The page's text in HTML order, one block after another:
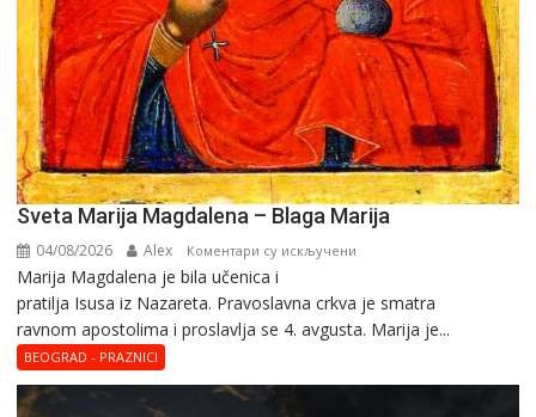
Sveta Marija Magdalena – Blaga Marija
04/08/2026 Alex Коментари су искључени
Marija
Magdalena
Blaga
Marija Magdalena je bila učenica i
pratilja Isusa iz Nazareta. Pravoslavna crkva je smatra
ravnom apostolima i proslavlja se 4. avgusta. Marija je...
BEOGRAD - PRAZNICI